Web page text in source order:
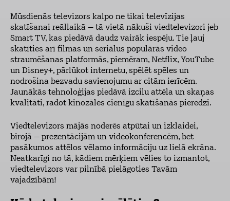
Mūsdienās televizors kalpo ne tikai televīzijas
skatīšanai reāllaikā – tā vietā nākuši viedtelevizori jeb
Smart TV, kas piedāvā daudz vairāk iespēju. Tie ļauj
skatīties arī filmas un seriālus populārās video
straumēšanas platformās, piemēram, Netflix, YouTube
un Disney+, pārlūkot internetu, spēlēt spēles un
nodrošina bezvadu savienojumu ar citām ierīcēm.
Jaunākās tehnoloģijas piedāvā izcilu attēla un skaņas
kvalitāti, radot kinozāles cienīgu skatīšanās pieredzi.
Viedtelevizors mājās noderēs atpūtai un izklaidei,
birojā – prezentācijām un videokonferencēm, bet
pasākumos attēlos vēlamo informāciju uz lielā ekrāna.
Neatkarīgi no tā, kādiem mērķiem vēlies to izmantot,
viedtelevizors var pilnībā pielāgoties Tavām
vajadzībām!